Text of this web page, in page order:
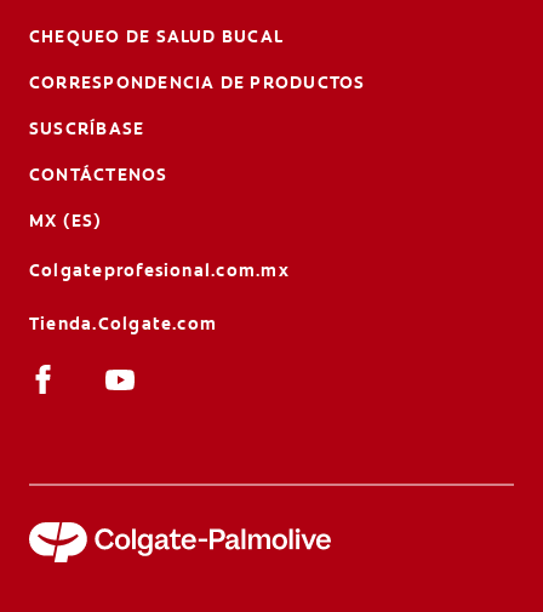
CHEQUEO DE SALUD BUCAL
CORRESPONDENCIA DE PRODUCTOS
SUSCRÍBASE
CONTÁCTENOS
MX (ES)
Colgateprofesional.com.mx
Tienda.Colgate.com